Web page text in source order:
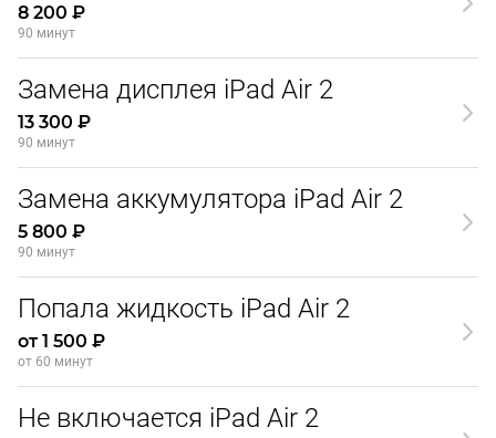
8 200 ₽
90 минут
Замена дисплея iPad Air 2
13 300 ₽
90 минут
Замена аккумулятора iPad Air 2
5 800 ₽
90 минут
Попала жидкость iPad Air 2
от 1 500 ₽
от 60 минут
Не включается iPad Air 2